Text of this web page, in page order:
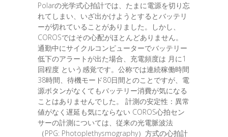
Polarの光学式心拍計では、たまに電源を切り忘
れてしまい、いざ出かけようとするとバッテリ
ーが切れていることがありました。しかし、
COROSではその心配がほとんどありません。
通勤中にサイクルコンピューターでバッテリー
低下のアラートが出た場合、充電頻度は 月に1
回程度 という感覚です。公称では連続稼働時間
38時間、待機モード80日間とのことですが、電
源ボタンがなくてもバッテリー消費が気になる
ことはありませんでした。 計測の安定性：異常
値がなく遅延も気にならない COROS心拍セン
サーの計測については、従来の光電脈波法
（PPG: Photoplethysmography）方式の心拍計